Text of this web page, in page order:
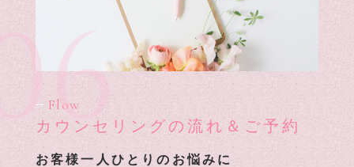
Flow
カウンセリングの流れ＆ご予約
お客様一人ひとりのお悩みに